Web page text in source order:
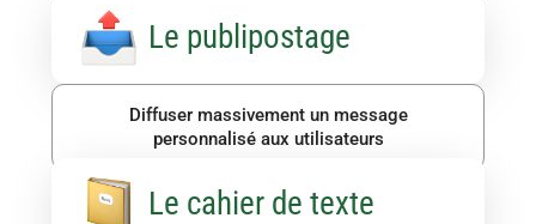
Le publipostage
Diffuser massivement un message
personnalisé aux utilisateurs
Le cahier de texte